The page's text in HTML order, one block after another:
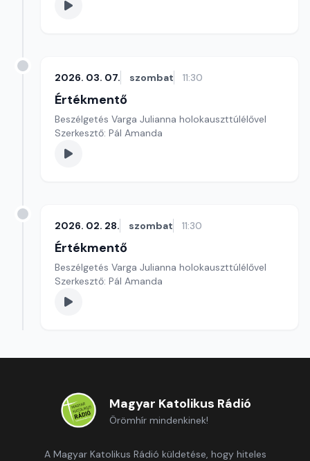
2026. 03. 07. szombat 11:30
Értékmentő
Beszélgetés Varga Julianna holokauszttúlélővel
Szerkesztő: Pál Amanda
2026. 02. 28. szombat 11:30
Értékmentő
Beszélgetés Varga Julianna holokauszttúlélővel
Szerkesztő: Pál Amanda
Magyar Katolikus Rádió
Örömhír mindenkinek!
A Magyar Katolikus Rádió küldetése, hogy hiteles